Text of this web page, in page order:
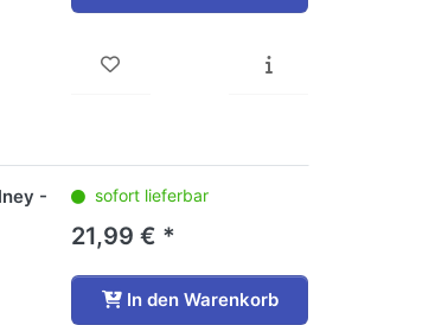
-
sofort lieferbar
21,99 € *
In den Warenkorb